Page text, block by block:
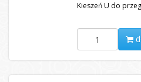
Kieszeń U do